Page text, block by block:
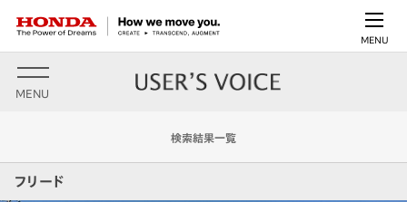
MENU
MENU
検索結果一覧
フリード